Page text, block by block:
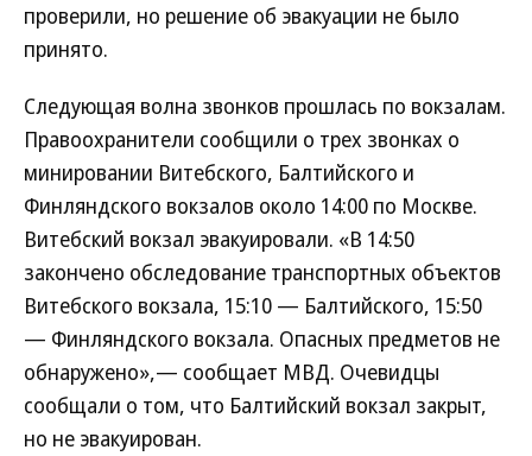
проверили, но решение об эвакуации не было
принято.
Следующая волна звонков прошлась по вокзалам.
Правоохранители сообщили о трех звонках о
минировании Витебского, Балтийского и
Финляндского вокзалов около 14:00 по Москве.
Витебский вокзал эвакуировали. «В 14:50
закончено обследование транспортных объектов
Витебского вокзала, 15:10 — Балтийского, 15:50
— Финляндского вокзала. Опасных предметов не
обнаружено»,— сообщает МВД. Очевидцы
сообщали о том, что Балтийский вокзал закрыт,
но не эвакуирован.